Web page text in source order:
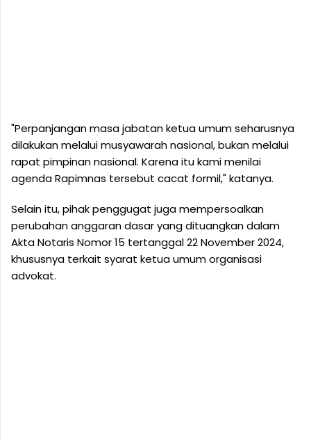
"Perpanjangan masa jabatan ketua umum seharusnya
dilakukan melalui musyawarah nasional, bukan melalui
rapat pimpinan nasional. Karena itu kami menilai
agenda Rapimnas tersebut cacat formil," katanya.
Selain itu, pihak penggugat juga mempersoalkan
perubahan anggaran dasar yang dituangkan dalam
Akta Notaris Nomor 15 tertanggal 22 November 2024,
khususnya terkait syarat ketua umum organisasi
advokat.